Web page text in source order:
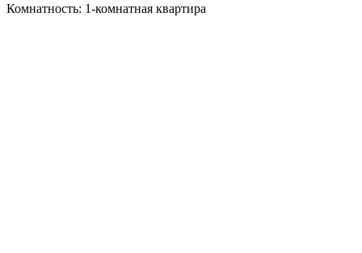
Комнатность: 1-комнатная квартира